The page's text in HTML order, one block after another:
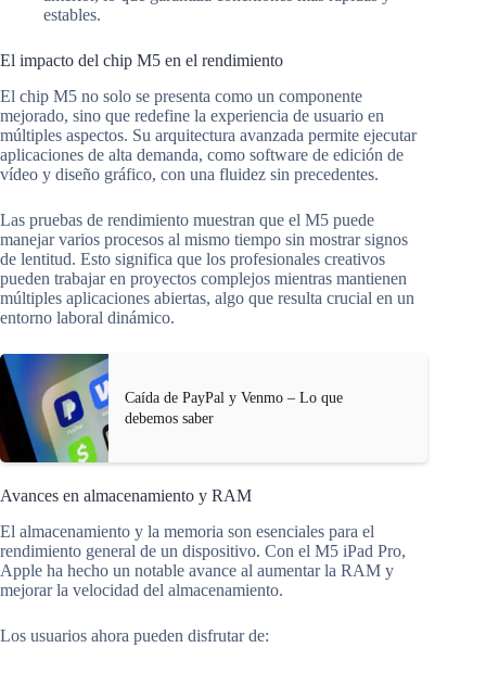
estables.
El impacto del chip M5 en el rendimiento
El chip M5 no solo se presenta como un componente
mejorado, sino que redefine la experiencia de usuario en
múltiples aspectos. Su arquitectura avanzada permite ejecutar
aplicaciones de alta demanda, como software de edición de
vídeo y diseño gráfico, con una fluidez sin precedentes.
Las pruebas de rendimiento muestran que el M5 puede
manejar varios procesos al mismo tiempo sin mostrar signos
de lentitud. Esto significa que los profesionales creativos
pueden trabajar en proyectos complejos mientras mantienen
múltiples aplicaciones abiertas, algo que resulta crucial en un
entorno laboral dinámico.
Caída de PayPal y Venmo – Lo que
debemos saber
Avances en almacenamiento y RAM
El almacenamiento y la memoria son esenciales para el
rendimiento general de un dispositivo. Con el M5 iPad Pro,
Apple ha hecho un notable avance al aumentar la RAM y
mejorar la velocidad del almacenamiento.
Los usuarios ahora pueden disfrutar de: